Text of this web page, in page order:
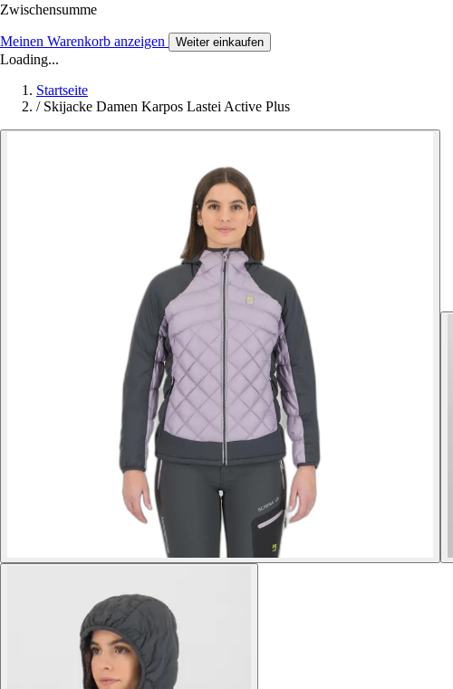
Zwischensumme
Meinen Warenkorb anzeigen Weiter einkaufen
Loading...
Startseite
/ Skijacke Damen Karpos Lastei Active Plus